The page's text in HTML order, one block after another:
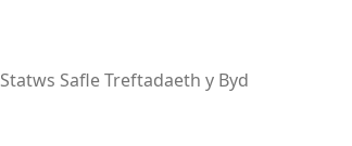
Statws Safle Treftadaeth y Byd